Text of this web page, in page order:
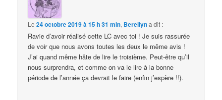
Le24 octobre 2019 à 15 h 31 min, Berellyna dit :
Ravie d’avoir réalisé cette LC avec toi ! Je suis rassurée
de voir que nous avons toutes les deux le même avis !
J’ai quand même hâte de lire le troisième. Peut-être qu’il
nous surprendra, et comme on va le lire à la bonne
période de l’année ça devrait le faire (enfin j’espère !!).